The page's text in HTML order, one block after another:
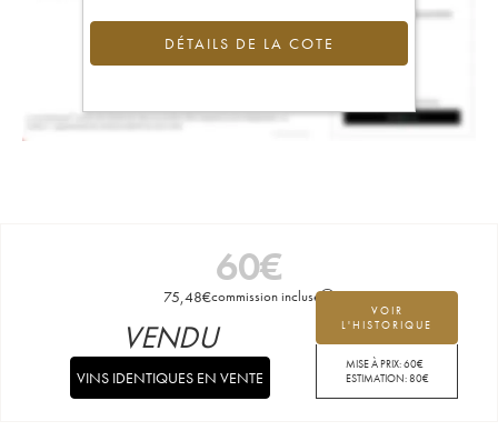
DÉTAILS DE LA COTE
60€
75,48€commission incluse
VOIR
L'HISTORIQUE
MISE À PRIX:60€
ESTIMATION:80€
VENDU
VINS IDENTIQUES EN VENTE